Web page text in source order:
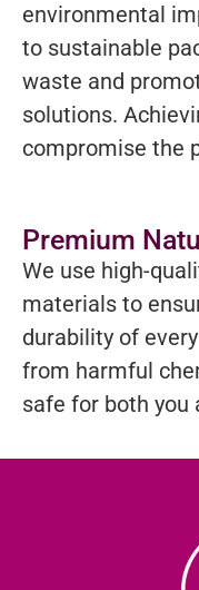
environmental
to sustainable
waste and
solutions.
compromise the
Premium
We use high-
materials to
durability of
from harmful
safe for both you